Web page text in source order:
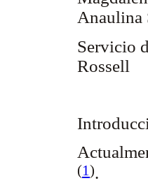
Anaulina
Servicio
Rossell
(1).